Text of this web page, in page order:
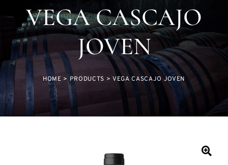
VEGA CASCAJO
JOVEN
HOME >PRODUCTS > VEGA CASCAJO JOVEN